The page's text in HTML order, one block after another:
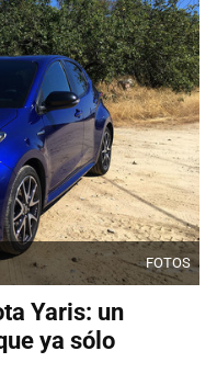
FOTOS
Yaris: un
ya sólo